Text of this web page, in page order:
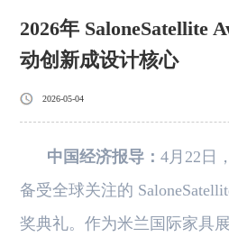
2026年 SaloneSatellite
动创新成设计核心
2026-05-04
中国经济报导：4月22日
备受全球关注的
奖典礼。作为米兰国际家具